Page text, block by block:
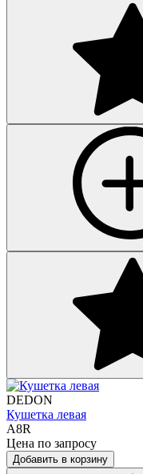
DEDON
Кушетка левая
A8R
Цена по запросу
Добавить в корзину